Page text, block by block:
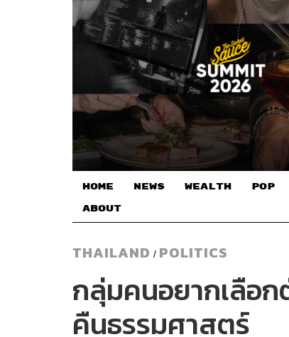
HOME NEWS WEALTH POP
ABOUT
THAILAND / POLITICS
กลุ่มคนอยากเลือก
คืนธรรมศาสตร์